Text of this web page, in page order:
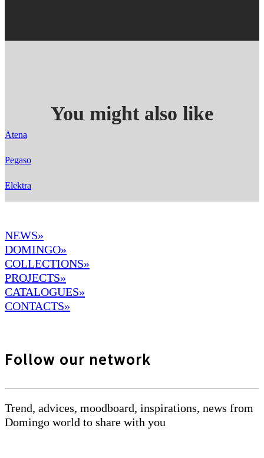
You might also like
Atena
Pegaso
Elektra
NEWS»
DOMINGO»
COLLECTIONS»
PROJECTS»
CATALOGUES»
CONTACTS»
Follow our network
Trend, advices, moodboard, inspirations, news from
Domingo world to share with you